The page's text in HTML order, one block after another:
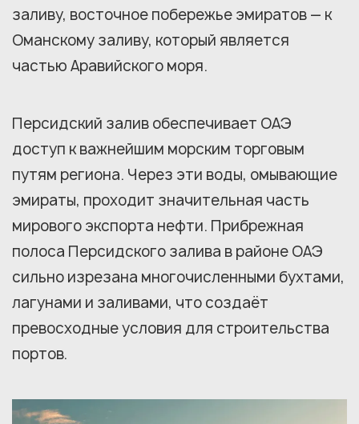
заливу, восточное побережье эмиратов — к
Оманскому заливу, который является
частью Аравийского моря.
Персидский залив обеспечивает ОАЭ
доступ к важнейшим морским торговым
путям региона. Через эти воды, омывающие
эмираты, проходит значительная часть
мирового экспорта нефти. Прибрежная
полоса Персидского залива в районе ОАЭ
сильно изрезана многочисленными бухтами,
лагунами и заливами, что создаёт
превосходные условия для строительства
портов.